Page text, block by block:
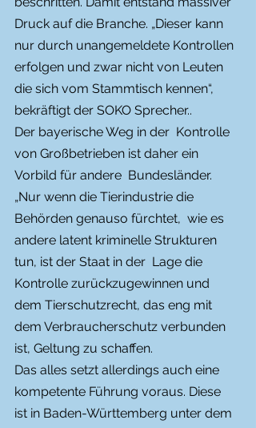
Druck auf die Branche. „Dieser kann
nur durch unangemeldete Kontrollen
erfolgen und zwar nicht von Leuten
die sich vom Stammtisch kennen“,
bekräftigt der SOKO Sprecher..
Der bayerische Weg in der  Kontrolle
von Großbetrieben ist daher ein
Vorbild für andere  Bundesländer.
„Nur wenn die Tierindustrie die
Behörden genauso fürchtet,  wie es
andere latent kriminelle Strukturen
tun, ist der Staat in der  Lage die
Kontrolle zurückzugewinnen und
dem Tierschutzrecht, das eng mit
dem Verbraucherschutz verbunden
ist, Geltung zu schaffen.
Das alles setzt allerdings auch eine
kompetente Führung voraus. Diese
ist in Baden-Württemberg unter dem